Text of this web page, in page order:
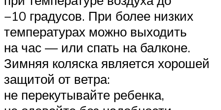
−10 градусов. При более низких
температурах можно выходить
на час — или спать на балконе.
Зимняя коляска является хорошей
защитой от ветра:
не перекутывайте ребенка,